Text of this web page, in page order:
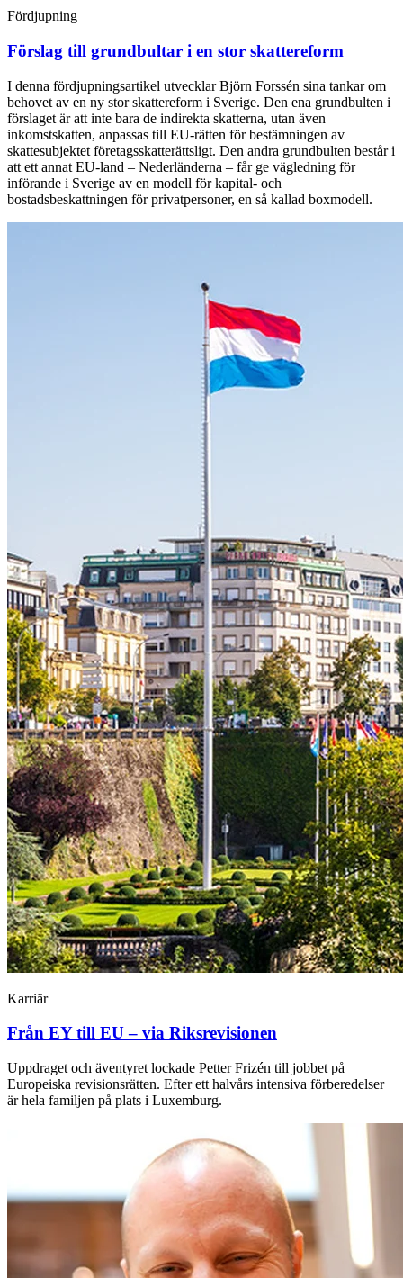
Fördjupning
Förslag till grundbultar i en stor skattereform
I denna fördjupningsartikel utvecklar Björn Forssén sina tankar om
behovet av en ny stor skattereform i Sverige. Den ena grundbulten i
förslaget är att inte bara de indirekta skatterna, utan även
inkomstskatten, anpassas till EU-rätten för bestämningen av
skattesubjektet företagsskatterättsligt. Den andra grundbulten består i
att ett annat EU-land – Nederländerna – får ge vägledning för
införande i Sverige av en modell för kapital- och
bostadsbeskattningen för privatpersoner, en så kallad boxmodell.
Karriär
Från EY till EU – via Riksrevisionen
Uppdraget och äventyret lockade Petter Frizén till jobbet på
Europeiska revisionsrätten. Efter ett halvårs intensiva förberedelser
är hela familjen på plats i Luxemburg.